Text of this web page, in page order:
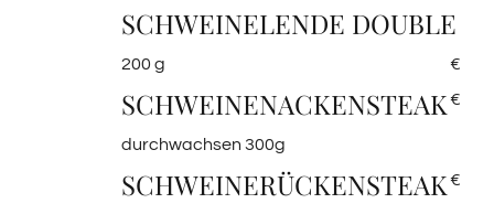
SCHWEINELENDE DOUBLE
€
200 g
SCHWEINENACKENSTEAK€
durchwachsen 300g
SCHWEINERÜCKENSTEAK€